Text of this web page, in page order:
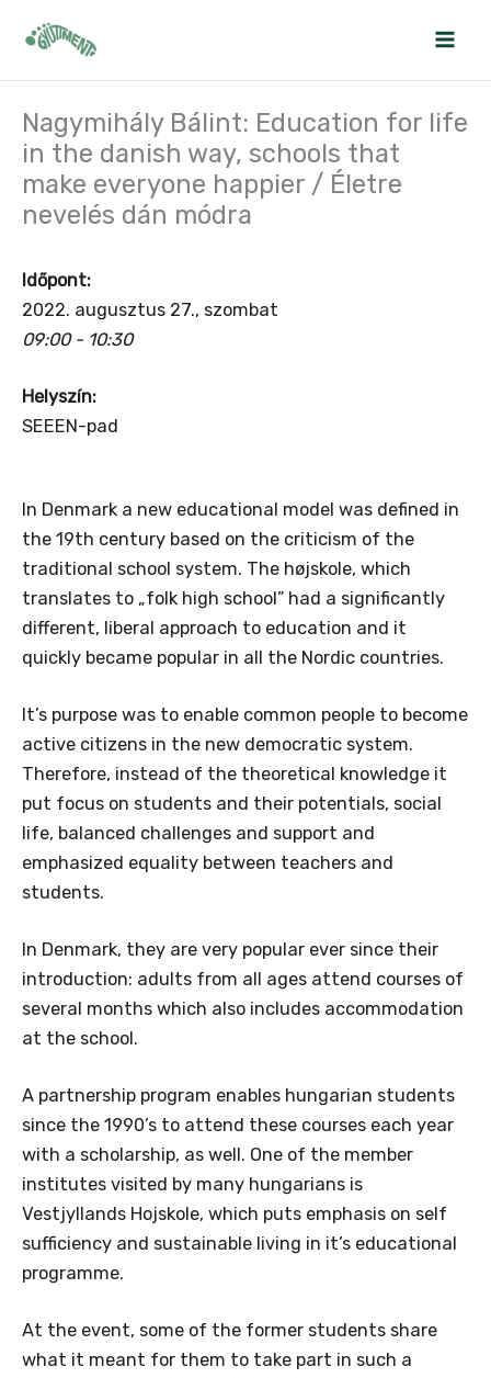
Nagymihály Bálint: Education for life
in the danish way, schools that
make everyone happier / Életre
nevelés dán módra
Időpont:
2022. augusztus 27., szombat
09:00 - 10:30
Helyszín:
SEEEN-pad
In Denmark a new educational model was defined in
the 19th century based on the criticism of the
traditional school system. The højskole, which
translates to „folk high school” had a significantly
different, liberal approach to education and it
quickly became popular in all the Nordic countries.
It’s purpose was to enable common people to become
active citizens in the new democratic system.
Therefore, instead of the theoretical knowledge it
put focus on students and their potentials, social
life, balanced challenges and support and
emphasized equality between teachers and
students.
In Denmark, they are very popular ever since their
introduction: adults from all ages attend courses of
several months which also includes accommodation
at the school.
A partnership program enables hungarian students
since the 1990’s to attend these courses each year
with a scholarship, as well. One of the member
institutes visited by many hungarians is
Vestjyllands Hojskole, which puts emphasis on self
sufficiency and sustainable living in it’s educational
programme.
At the event, some of the former students share
what it meant for them to take part in such a